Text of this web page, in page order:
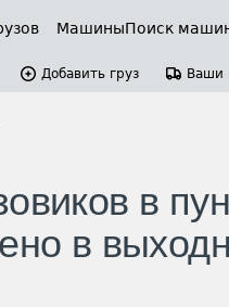
МашиныПоиск
Добавить груз Ваши
в
в